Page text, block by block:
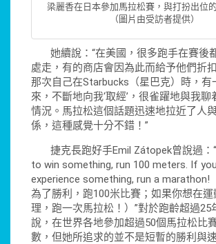
梁麗香在日本參加馬拉松賽，與打扮出位
（圖片由受訪者提供）
她續說：“在美國，很多跑手在賽後
處走，有的商店會因為此而給予他們折
那次自己在Starbucks（星巴克）時，有
來，不斷地向我‘取經’，很雀躍地與我聊
情況。馬拉松這個話題迅速地拉近了人
係，這種感覺十分不錯！”
捷克長跑好手Emil Zátopek曾說過：
to win something, run 100 meters. If
experience something, run a marathon!
為了勝利，跑100米比賽；如果你想在
理，跑一次馬拉松！）”對於跑齡超過25
說，在世界各地參加超過50個馬拉松比
數，但她所追求的並不是短暫的勝利與